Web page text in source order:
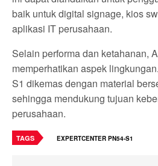
baik untuk digital signage, kios
aplikasi IT perusahaan.
Selain performa dan ketahanan,
memperhatikan aspek
S1 dikemas dengan material
sehingga mendukung tujuan
perusahaan.
TAGS EXPERTCENTER PN54-S1